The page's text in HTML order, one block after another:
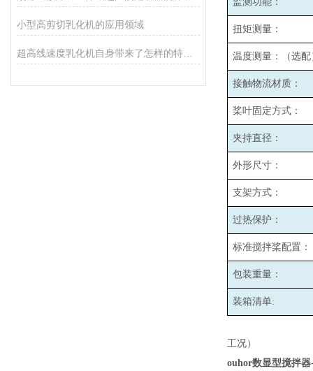
小型高剪切乳化机的应用领域 扭矩测量：
温度测量：（选配
接触物流材质：
桨叶固定方式：
夹持直径：
外形尺寸：
支架方式：
过热保护：
标准搅拌桨配置：
包装重量：
装箱清单:
工况）
ouhor数显型搅拌